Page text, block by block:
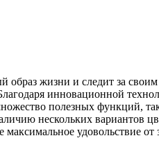
жизни и следит за
инновационной
полезных функций,
нескольких вариантов
удовольствие